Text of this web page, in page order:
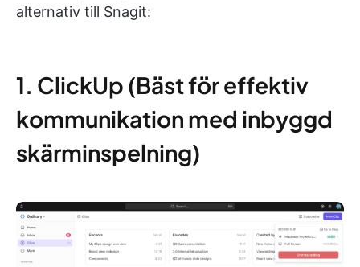
alternativ till Snagit:
1. ClickUp (Bäst för effektiv
kommunikation med inbyggd
skärminspelning)